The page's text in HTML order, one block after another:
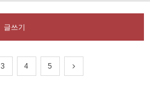
글쓰기
3 4 5